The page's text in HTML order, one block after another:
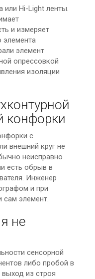
или Hi-Light ленты.
и измеряет
элемента
элемент
опрессовкой
изоляции
конфорки
с
внешний круг не
неисправно
есть обрыв в
Инженер
и при
сам элемент.
не
сенсорной
либо пробой в
из строя